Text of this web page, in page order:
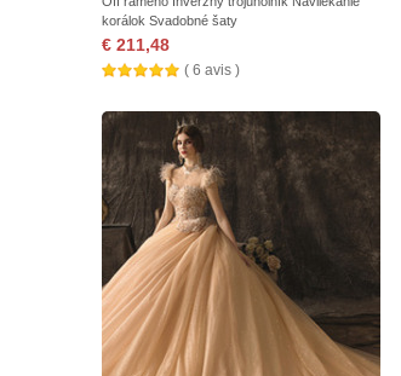
korálok Svadobné šaty
€ 211,48
( 6 avis )